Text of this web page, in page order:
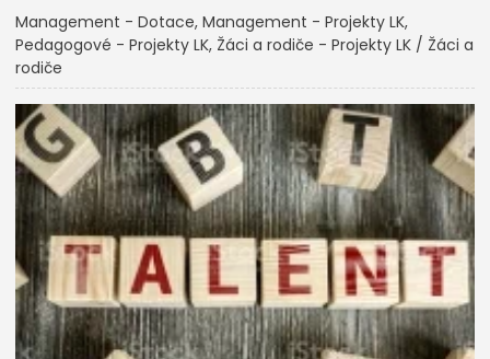
Management - Dotace Management - Projekty LK
Pedagogové - Projekty LK Žáci a rodiče - Projekty LK / Žáci a
rodiče